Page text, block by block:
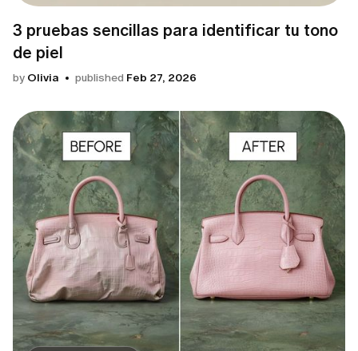
3 pruebas sencillas para identificar tu tono
de piel
by Olivia published Feb 27, 2026